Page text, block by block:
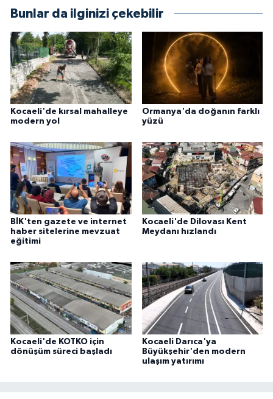
Bunlar da ilginizi çekebilir
Kocaeli'de kırsal mahalleye
modern yol
Ormanya'da doğanın farklı
yüzü
BİK'ten gazete ve internet
haber sitelerine mevzuat
eğitimi
Kocaeli'de Dilovası Kent
Meydanı hızlandı
Kocaeli'de KOTKO için
dönüşüm süreci başladı
Kocaeli Darıca'ya
Büyükşehir'den modern
ulaşım yatırımı